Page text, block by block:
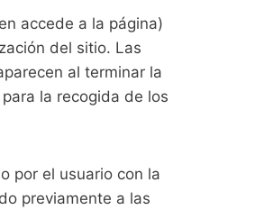
accede a la página)
del sitio. Las
al terminar la
la recogida de los
por el usuario con la
previamente a las